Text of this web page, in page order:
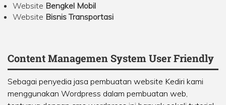
Website Bengkel Mobil
Website Bisnis Transportasi
Content Managemen System User Friendly
Sebagai penyedia jasa pembuatan website Kediri kami
menggunakan Wordpress dalam pembuatan web,